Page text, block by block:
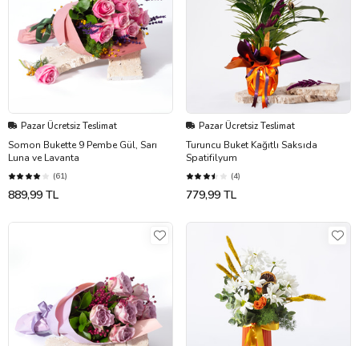
Pazar Ücretsiz Teslimat
Somon Bukette 9 Pembe Gül, Sarı
Luna ve Lavanta
(61)
889,99 TL
Pazar Ücretsiz Teslimat
Turuncu Buket Kağıtlı Saksıda
Spatifilyum
(4)
779,99 TL